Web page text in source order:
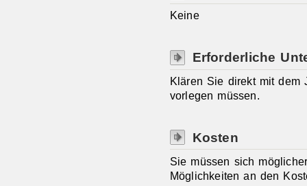
Keine
Erforderliche
Klären Sie direkt mit dem
vorlegen müssen.
Kosten
Sie müssen sich
Möglichkeiten an den